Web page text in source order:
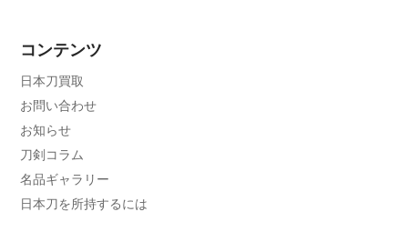
コンテンツ
日本刀買取
お問い合わせ
お知らせ
刀剣コラム
名品ギャラリー
日本刀を所持するには